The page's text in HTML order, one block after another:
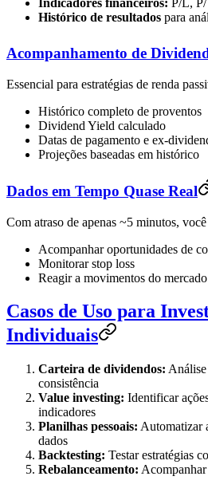
Histórico de resultados para
Acompanhamento de
Essencial para estratégias de renda
Histórico completo de proventos
Dividend Yield calculado
Datas de pagamento e ex-
Projeções baseadas em histórico
Dados em Tempo Quase Real
Com atraso de apenas ~5 minutos,
Acompanhar oportunidades de
Monitorar stop loss
Reagir a movimentos do mercado
Casos de Uso para
Individuais
Carteira de dividendos:
consistência
Value investing: Identificar
indicadores
Planilhas pessoais: Automatizar
dados
Backtesting: Testar estratégias
Rebalanceamento: